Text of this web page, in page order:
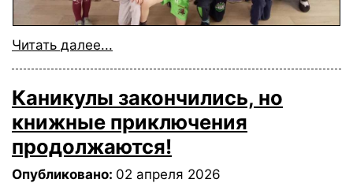
Читать далее...
Каникулы закончились, но
книжные приключения
продолжаются!
Опубликовано: 02 апреля 2026